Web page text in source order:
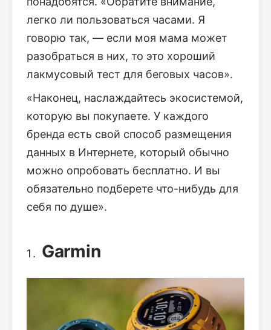
легко ли пользоваться часами. Я
говорю так, — если моя мама может
разобраться в них, то это хороший
лакмусовый тест для беговых часов».
«Наконец, наслаждайтесь экосистемой,
которую вы покупаете. У каждого
бренда есть свой способ размещения
данных в Интернете, который обычно
можно опробовать бесплатно. И вы
обязательно подберете что-нибудь для
себя по душе».
Garmin